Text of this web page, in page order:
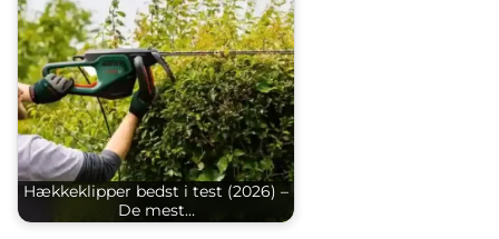
Hækkeklipper bedst i test (2026) –
De mest…